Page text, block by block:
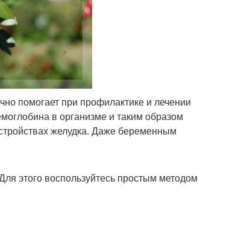
помогает при профилактике и лечении
в организме и таким образом
желудка. Даже беременным
этого воспользуйтесь простым методом